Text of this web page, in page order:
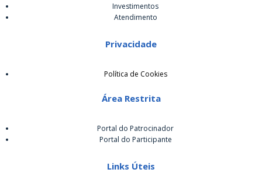
Investimentos
Atendimento
Privacidade
Política de Cookies
Área Restrita
Portal do Patrocinador
Portal do Participante
Links Úteis